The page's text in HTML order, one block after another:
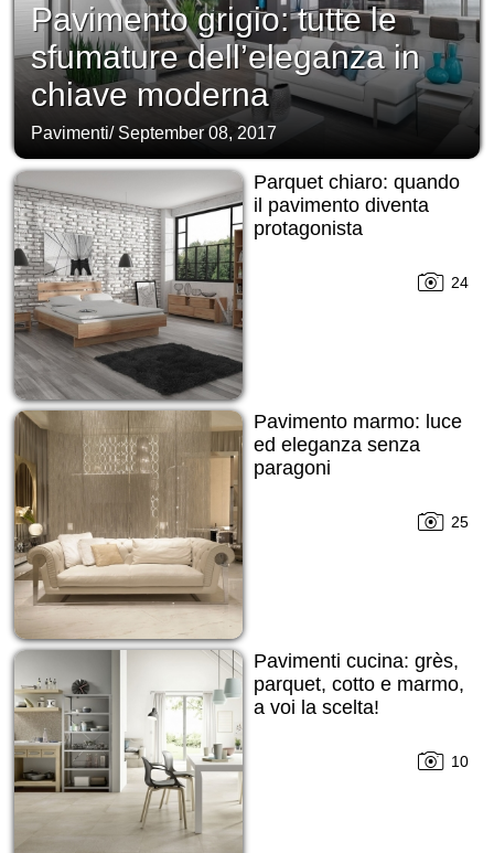
Pavimento grigio: tutte le
sfumature dell’eleganza in
chiave moderna
Pavimenti/ September 08, 2017
Parquet chiaro: quando
il pavimento diventa
protagonista
24
Pavimento marmo: luce
ed eleganza senza
paragoni
25
Pavimenti cucina: grès,
parquet, cotto e marmo,
a voi la scelta!
10